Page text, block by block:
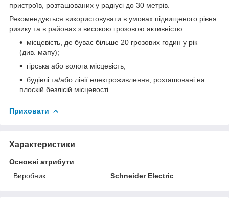
пристроїв, розташованих у радіусі до 30 метрів.
Рекомендується використовувати в умовах підвищеного рівня
ризику та в районах з високою грозовою активністю:
місцевість, де буває більше 20 грозових годин у рік
(див. мапу);
гірська або волога місцевість;
будівлі та/або лінії електроживлення, розташовані на
плоскій безлісій місцевості.
Приховати
Характеристики
Основні атрибути
Виробник
Schneider Electric